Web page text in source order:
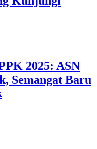
2025: ASN
Semangat Baru